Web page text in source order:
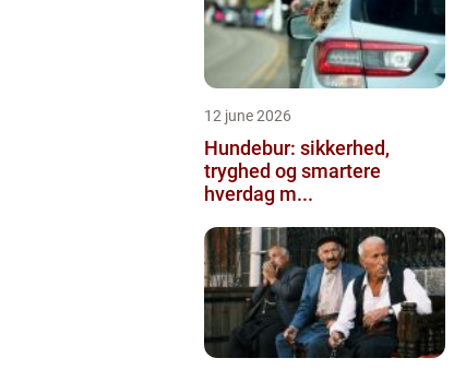
12 june 2026
Hundebur: sikkerhed,
tryghed og smartere
hverdag m...